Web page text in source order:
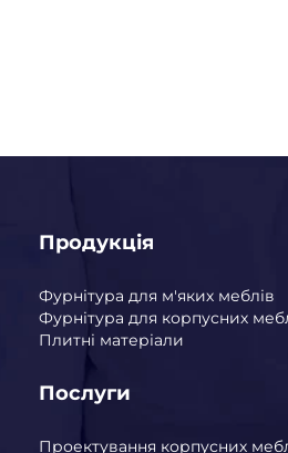
Продукція
Фурнітура для м'яких меблів
Фурнітура для корпусних
Плитні матеріали
Послуги
Проектування корпусних